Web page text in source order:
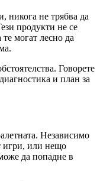
никога не трябва да
продукти не се
могат лесно да
Говорете
и план за
Независимо
игри, или нещо
да попадне в